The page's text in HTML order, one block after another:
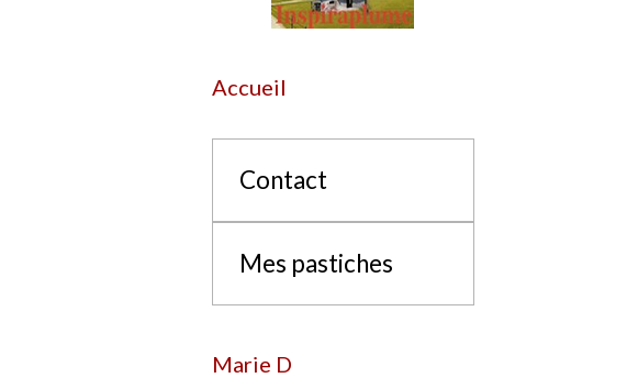
Accueil
Contact
Mes pastiches
Marie D